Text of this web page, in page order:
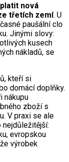
nová
třetích zemí. U
paušální clo
Jinými slovy:
kusech
nákladů, se
kteří si
domácí doplňky.
nákupu
zboží s
V praxi se ale
nejdůležitější:
evropskou
výrobek